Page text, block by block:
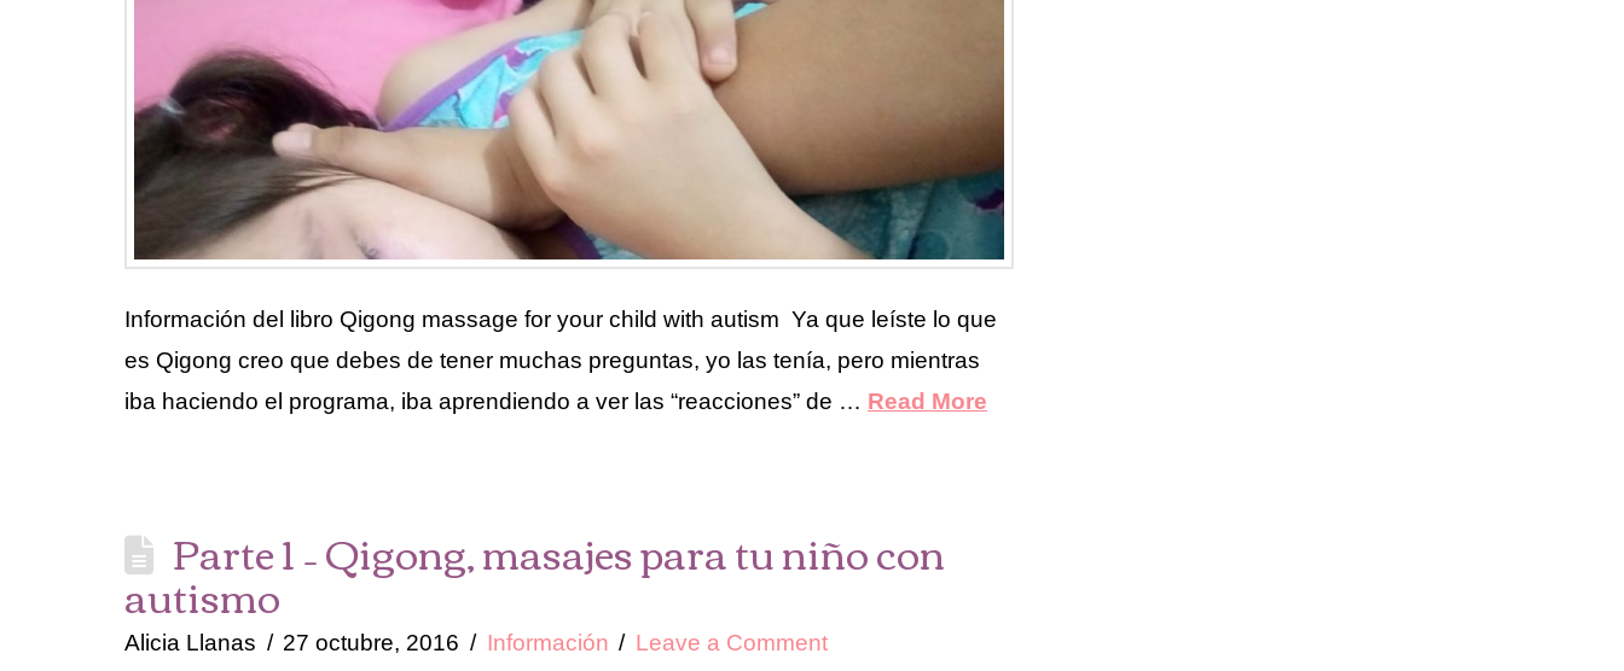
Información del libro Qigong massage for your child with autism Ya que leíste lo que
es Qigong creo que debes de tener muchas preguntas, yo las tenía, pero mientras
iba haciendo el programa, iba aprendiendo a ver las “reacciones” de … Read More
Parte 1 – Qigong, masajes para tu niño con
autismo
Alicia Llanas 27 octubre, 2016 Información Leave a Comment